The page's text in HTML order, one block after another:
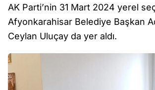
AK Parti’nin 31 Mart 2024 yerel
Afyonkarahisar Belediye Başkan
Ceylan Uluçay da yer aldı.